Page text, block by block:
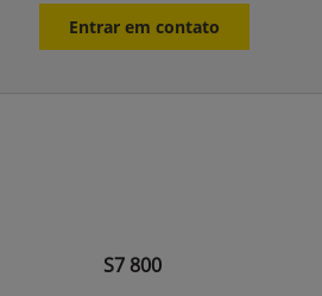
Entrar em contato
S7 800